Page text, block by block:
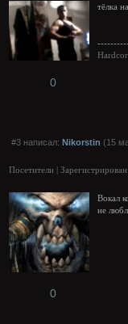
тёлка
0
#3 написал: Nikorstin (15
Посетители |
Вокал
не
0